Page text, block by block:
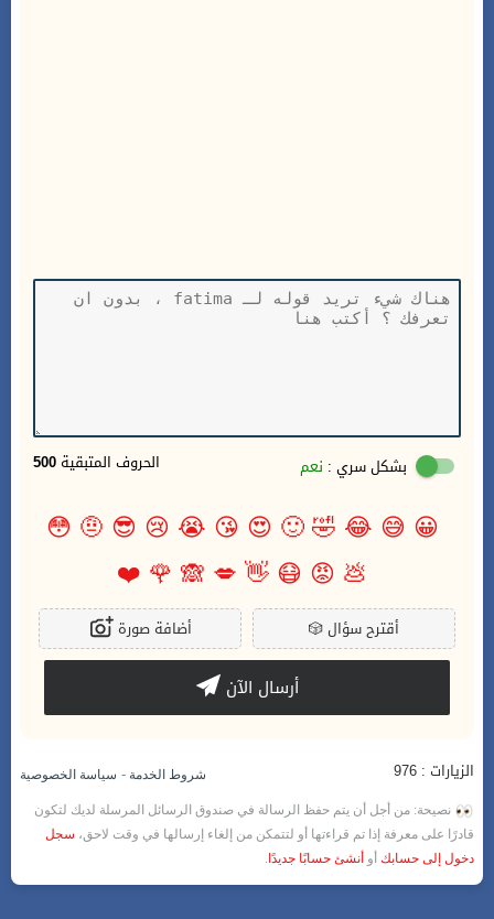
500 الحروف المتبقية بشكل سري : نعم
😀
😅
😂
🤣
🙂
😍
😘
😭
😢
😎
🤨
😳
💩
😡
😷
👋
💋
🙈
🌹
❤️
🎲أقترح سؤال أضافة صورة
أرسال الآن
الزيارات : 976 شروط الخدمة - سياسة الخصوصية
نصيحة: من أجل أن يتم حفظ الرسالة في صندوق الرسائل المرسلة لديك لتكون
قادرًا على معرفة إذا تم قراءتها أو لتتمكن من إلغاء إرسالها في وقت لاحق، سجل
دخول إلى حسابك أو أنشئ حسابًا جديدًا .